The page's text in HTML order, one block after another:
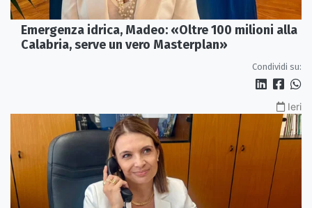
Emergenza idrica, Madeo: «Oltre 100 milioni alla
Calabria, serve un vero Masterplan»
Condividi su:
Ieri